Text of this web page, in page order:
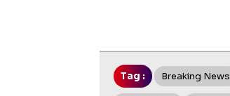
Tag : Breaking News